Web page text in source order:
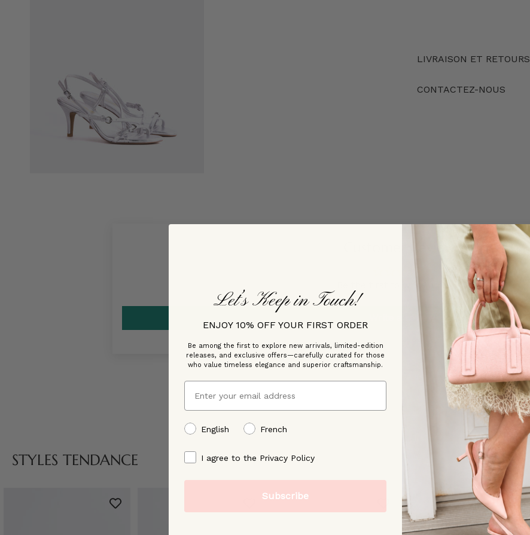
LIVRAISON ET RETOURS
CONTACTEZ-NOUS
Customer Reviews
Be the first to write a review
Write a review
STYLES TENDANCE
Let’s Keep in Touch!
ENJOY 10% OFF YOUR FIRST ORDER
Be among the first to explore new arrivals, limited-edition
releases, and exclusive offers—carefully curated for those
who value timeless elegance and superior craftsmanship.
Email
preffered language
English French
By signing up, you agree to our [Privacy Policy]
I agree to the Privacy Policy
Subscribe